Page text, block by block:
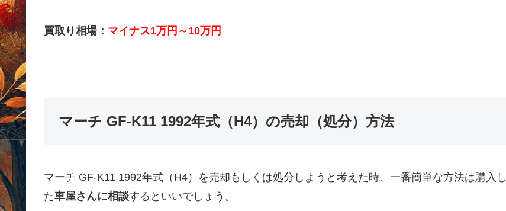
買取り相場： マイナス1万円～10万円
マーチ GF-K11 1992年式（H4）の売却（処分）方法
マーチ GF-K11 1992年式（H4）を売却もしくは処分しようと考えた時、一番簡単な方法は購入し
た車屋さんに相談するといいでしょう。